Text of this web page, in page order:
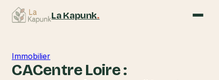
La Kapunk.
Immobilier
CACentre Loire :